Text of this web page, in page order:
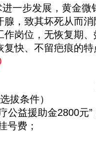
步发展，黄金微
腺，致其坏死从而
作岗位，无恢复期
快、不留疤痕的
拔条件）
益援助金2800元”
号费；